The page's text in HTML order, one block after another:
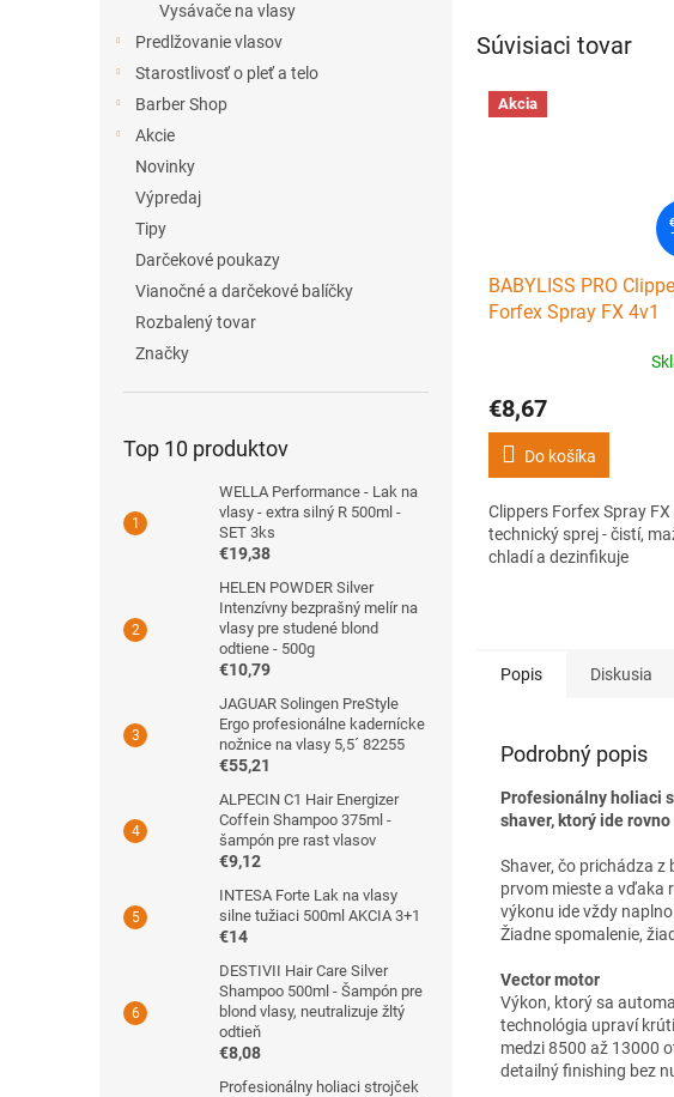
Vysávače na vlasy
Predlžovanie vlasov
Starostlivosť o pleť a telo
Barber Shop
Akcie
Novinky
Výpredaj
Tipy
Darčekové poukazy
Vianočné a darčekové balíčky
Rozbalený tovar
Značky
Top 10 produktov
WELLA Performance - Lak na
vlasy - extra silný R 500ml -
SET 3ks
€19,38
HELEN POWDER Silver
Intenzívny bezprašný melír na
vlasy pre studené blond
odtiene - 500g
€10,79
JAGUAR Solingen PreStyle
Ergo profesionálne kadernícke
nožnice na vlasy 5,5´ 82255
€55,21
ALPECIN C1 Hair Energizer
Coffein Shampoo 375ml -
šampón pre rast vlasov
€9,12
INTESA Forte Lak na vlasy
silne tužiaci 500ml AKCIA 3+1
€14
DESTIVII Hair Care Silver
Shampoo 500ml - Šampón pre
blond vlasy, neutralizuje žltý
odtieň
€8,08
Profesionálny holiaci strojček
Súvisiaci tovar
Akcia
BABYLISS PRO
Forfex Spray FX 4v1
maže, chladí a
€8,67
Do košíka
Clippers Forfex Spray FX
technický sprej - čistí,
chladí a dezinfikuje
Popis Diskusia
Podrobný popis
Profesionálny holiaci
shaver, ktorý ide rovno
Shaver, čo prichádza z
prvom mieste a vďaka
výkonu ide vždy
Žiadne spomalenie,
Vector motor
Výkon, ktorý sa
technológia upraví
medzi 8500 až 13000
detailný finishing bez